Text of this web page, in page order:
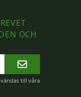
OCH
till våra